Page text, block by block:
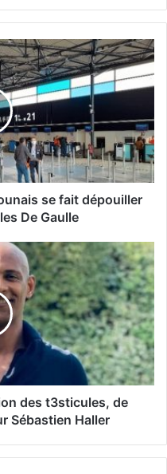
se fait dépouiller
De Gaulle
des t3sticules, de
Sébastien Haller